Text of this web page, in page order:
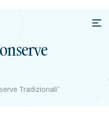
Tradizionali”